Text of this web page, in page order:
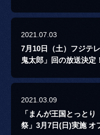
2021.07.03
7月10日（土）フジテ
鬼太郎」回の放送決定！
2021.03.09
「まんが王国とっと
祭」3月7日(日)実施 オ